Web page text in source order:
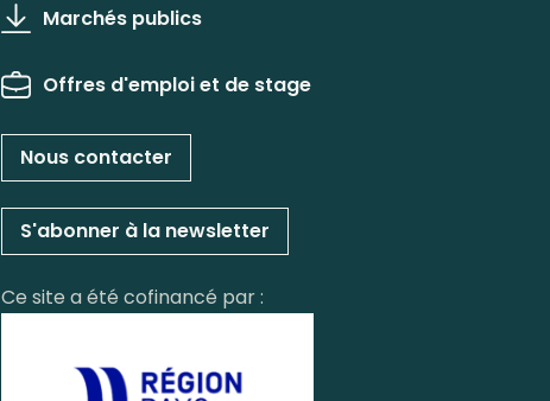
Marchés publics
Offres d'emploi et de stage
Nous contacter
S'abonner à la newsletter
Ce site a été cofinancé par :